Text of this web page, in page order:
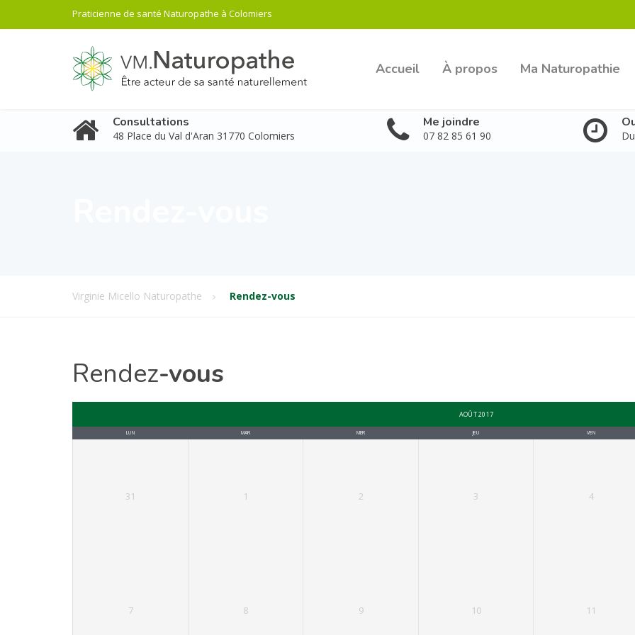
Praticienne de santé Naturopathe à Colomiers
Accueil À propos Ma Naturopathie
Consultations
48 Place du Val d'Aran 31770 Colomiers
Me joindre
07 82 85 61 90
Virginie Micello Naturopathe Rendez-vous
Rendez-vous
AOÛT 2017
LUN MAR MER JEU VEN
31 1 2 3 4
7 8 9 10 11